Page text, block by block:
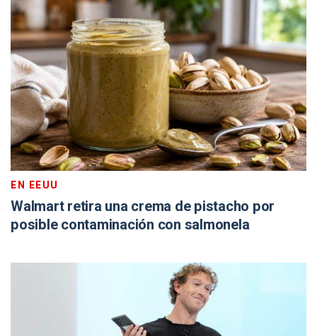
EN EEUU
Walmart retira una crema de pistacho por
posible contaminación con salmonela